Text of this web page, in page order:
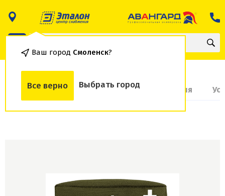
Ваш город Смоленск?
Все верно Выбрать город
О товаре Доставка и оплата Гарантия